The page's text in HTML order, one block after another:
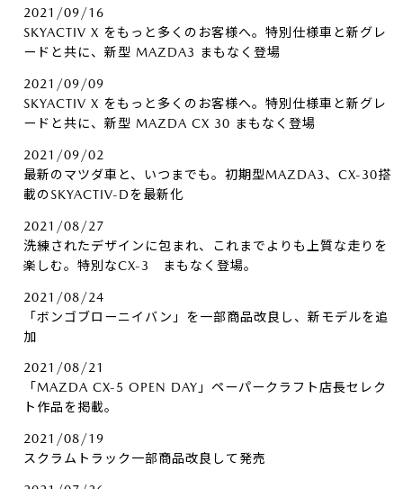
2021/09/16
SKYACTIV X をもっと多くのお客様へ。特別仕様車と新グレ
ードと共に、新型 MAZDA3 まもなく登場
2021/09/09
SKYACTIV X をもっと多くのお客様へ。特別仕様車と新グレ
ードと共に、新型 MAZDA CX 30 まもなく登場
2021/09/02
最新のマツダ車と、いつまでも。初期型MAZDA3、CX-30搭
載のSKYACTIV-Dを最新化
2021/08/27
洗練されたデザインに包まれ、これまでよりも上質な走りを
楽しむ。特別なCX-3 まもなく登場。
2021/08/24
「ボンゴブローニイバン」を一部商品改良し、新モデルを追
加
2021/08/21
「MAZDA CX-5 OPEN DAY」ペーパークラフト店長セレク
ト作品を掲載。
2021/08/19
スクラムトラック一部商品改良して発売